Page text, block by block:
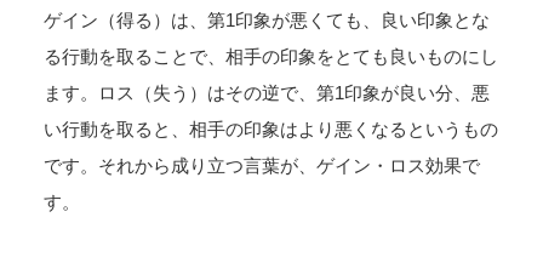
ゲイン（得る）は、第1印象が悪くても、良い印象とな
る行動を取ることで、相手の印象をとても良いものにし
ます。ロス（失う）はその逆で、第1印象が良い分、悪
い行動を取ると、相手の印象はより悪くなるというもの
です。それから成り立つ言葉が、ゲイン・ロス効果で
す。